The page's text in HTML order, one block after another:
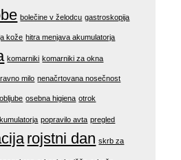
bolečine v želodcu gastroskopija
kože hitra menjava akumulatorja
komarniki komarniki za okna
milo nenačrtovana nosečnost
osebna higiena otrok
popravilo avta pregled
rojstni dan skrb za